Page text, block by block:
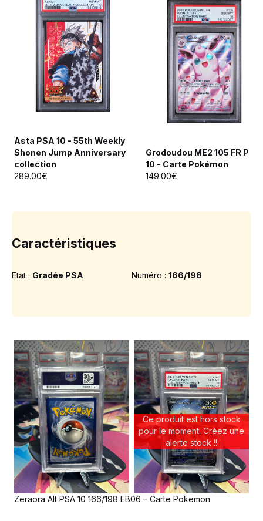
Asta PSA 10 - 55th Weekly
Shonen Jump Anniversary
collection
289.00€
Grodoudou ME2 105 FR PSA
10 - Carte Pokémon
149.00€
Caractéristiques
Etat : Gradée PSA Numéro : 166/198
Ce produit est hors stock
pour le moment. Créez une
alerte stock !!
Zeraora Alt PSA 10 166/198 EB06 – Carte Pokemon